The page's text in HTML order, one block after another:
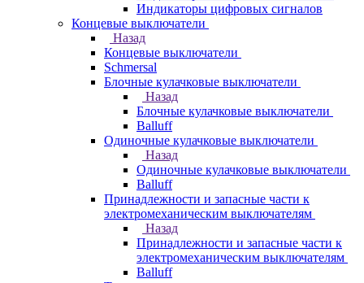
Индикаторы цифровых сигналов
Концевые выключатели
Назад
Концевые выключатели
Schmersal
Блочные кулачковые выключатели
Назад
Блочные кулачковые выключатели
Balluff
Одиночные кулачковые выключатели
Назад
Одиночные кулачковые выключатели
Balluff
Принадлежности и запасные части к
электромеханическим выключателям
Назад
Принадлежности и запасные части к
электромеханическим выключателям
Balluff